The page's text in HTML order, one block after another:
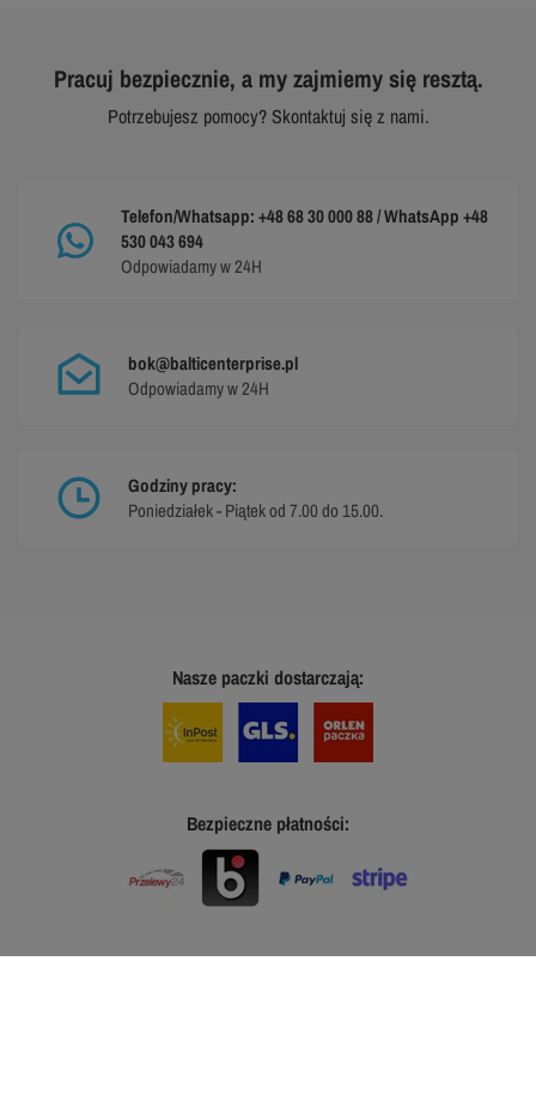
Pracuj bezpiecznie, a my zajmiemy się resztą.
Potrzebujesz pomocy? Skontaktuj się z nami.
Telefon/Whatsapp: +48 68 30 000 88 / WhatsApp +48
530 043 694
Odpowiadamy w 24H
bok@balticenterprise.pl
Odpowiadamy w 24H
Godziny pracy:
Poniedziałek - Piątek od 7.00 do 15.00.
Nasze paczki dostarczają:
Bezpieczne płatności: